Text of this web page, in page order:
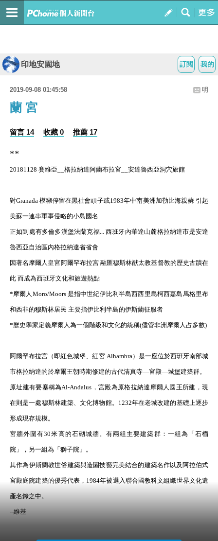
我的
訂閱
印地安園地
2019-09-08 01:45:58 明
蘭 宮
留言 14 收藏 0 推薦 17
**
20181128 賽維亞__格拉納達阿蘭布拉宮__安達魯西亞洞穴旅館
對Granada 模糊停留在黑社會頭子或1983年中南美洲加勒比海親蘇 引起
美蘇一連串軍事侵略的小島國名
正如到處有多倫多漢堡法蘭克福... 西班牙內華達山麓格拉納達市是安達
魯西亞自治區內格拉納達省省會
因著名摩爾人皇宮阿爾罕布拉宮 融匯穆斯林猷太教基督教的歷史古蹟在
此 而成為西班牙文化和旅遊熱點
*摩爾人Moro/Moors 是指中世紀伊比利半島西西里島柯西嘉島馬格里布
和西非的穆斯林居民 主要指伊比利半島的伊斯蘭征服者
*歷史學家定義摩爾人為一個階級和文化的統稱(儘管非洲摩爾人占多數)
阿爾罕布拉宮 （即紅色城堡、紅宮 Alhambra）是一座位於西班牙南部城
市格拉納達的於摩爾王朝時期修建的古代清真寺—宮殿—城堡建築群。
原址建有要塞稱為Al-Andalus，宮殿為原格拉納達摩爾人國王所建，現
在則是一處穆斯林建築、文化博物館。1232年在老城改建的基礎上逐步
形成現存規模。
宮牆外圍有30米高的石砌城牆。有兩組主要建築群：一組為「石榴
院」，另一組為「獅子院」。
其作為伊斯蘭教世俗建築與造園技藝完美結合的建築名作以及阿拉伯式
宮殿庭院建築的優秀代表，1984年被選入聯合國教科文組織世界文化遺
產名錄之中。
--維基